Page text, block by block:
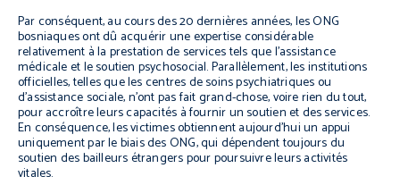
Par conséquent, au cours des 20 dernières années, les ONG
bosniaques ont dû acquérir une expertise considérable
relativement à la prestation de services tels que l'assistance
médicale et le soutien psychosocial. Parallèlement, les institutions
officielles, telles que les centres de soins psychiatriques ou
d'assistance sociale, n'ont pas fait grand-chose, voire rien du tout,
pour accroître leurs capacités à fournir un soutien et des services.
En conséquence, les victimes obtiennent aujourd'hui un appui
uniquement par le biais des ONG, qui dépendent toujours du
soutien des bailleurs étrangers pour poursuivre leurs activités
vitales.